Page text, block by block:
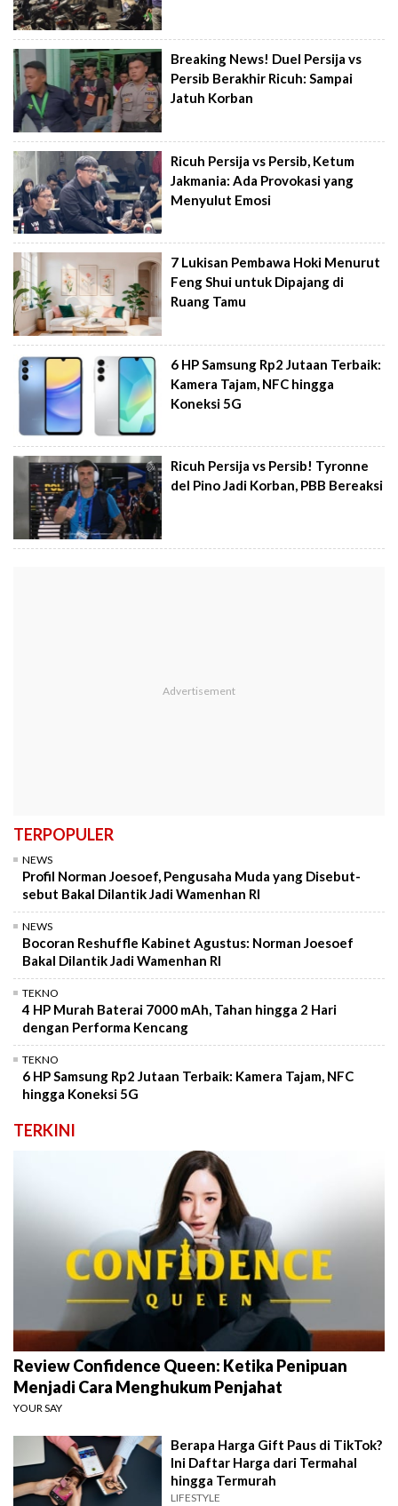
Breaking News! Duel Persija vs
Persib Berakhir Ricuh: Sampai
Jatuh Korban
Ricuh Persija vs Persib, Ketum
Jakmania: Ada Provokasi yang
Menyulut Emosi
7 Lukisan Pembawa Hoki Menurut
Feng Shui untuk Dipajang di
Ruang Tamu
6 HP Samsung Rp2 Jutaan Terbaik:
Kamera Tajam, NFC hingga
Koneksi 5G
Ricuh Persija vs Persib! Tyronne
del Pino Jadi Korban, PBB Bereaksi
TERPOPULER
NEWS
Profil Norman Joesoef, Pengusaha Muda yang Disebut-
sebut Bakal Dilantik Jadi Wamenhan RI
NEWS
Bocoran Reshuffle Kabinet Agustus: Norman Joesoef
Bakal Dilantik Jadi Wamenhan RI
TEKNO
4 HP Murah Baterai 7000 mAh, Tahan hingga 2 Hari
dengan Performa Kencang
TEKNO
6 HP Samsung Rp2 Jutaan Terbaik: Kamera Tajam, NFC
hingga Koneksi 5G
TERKINI
Review Confidence Queen: Ketika Penipuan
Menjadi Cara Menghukum Penjahat
YOUR SAY
Berapa Harga Gift Paus di TikTok?
Ini Daftar Harga dari Termahal
hingga Termurah
LIFESTYLE